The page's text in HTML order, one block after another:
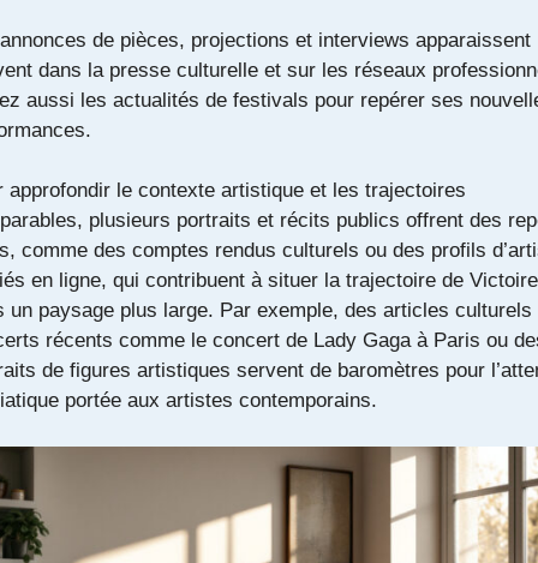
de pièces, projections et interviews apparaissent
dans la presse culturelle et sur les réseaux
aussi les actualités de festivals pour repérer ses
approfondir le contexte artistique et les trajectoires
plusieurs portraits et récits publics offrent des
comme des comptes rendus culturels ou des profils
en ligne, qui contribuent à situer la trajectoire de Victoire
un paysage plus large. Par exemple, des articles culturels
récents comme le concert de Lady Gaga à Paris ou
de figures artistiques servent de baromètres pour
portée aux artistes contemporains.